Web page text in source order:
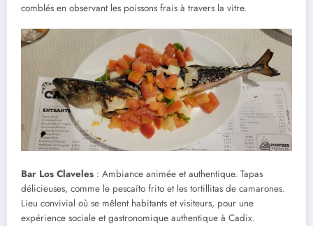
comblés en observant les poissons frais à travers la vitre.
Bar Los Claveles : Ambiance animée et authentique. Tapas
délicieuses, comme le pescaíto frito et les tortillitas de camarones.
Lieu convivial où se mêlent habitants et visiteurs, pour une
expérience sociale et gastronomique authentique à Cadix.